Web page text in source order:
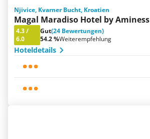
Njivice, Kvarner Bucht, Kroatien
Magal Maradiso Hotel by Aminess
4.3/
6.0
Gut(24 Bewertungen)
54.2 %Weiterempfehlung
Hoteldetails